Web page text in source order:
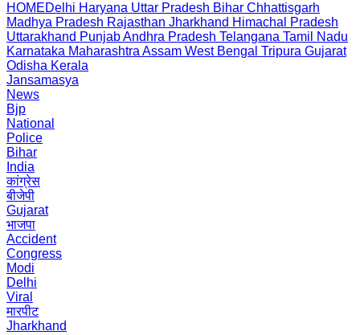
HOMEDelhi Haryana Uttar Pradesh Bihar Chhattisgarh
Madhya Pradesh Rajasthan Jharkhand Himachal Pradesh
Uttarakhand PunjabAndhra Pradesh Telangana Tamil Nadu
Karnataka Maharashtra Assam West Bengal Tripura Gujarat
Odisha Kerala
Jansamasya
News
Bjp
National
Police
Bihar
India
कांग्रेस
बीजेपी
Gujarat
भाजपा
Accident
Congress
Modi
Delhi
Viral
मारपीट
Jharkhand